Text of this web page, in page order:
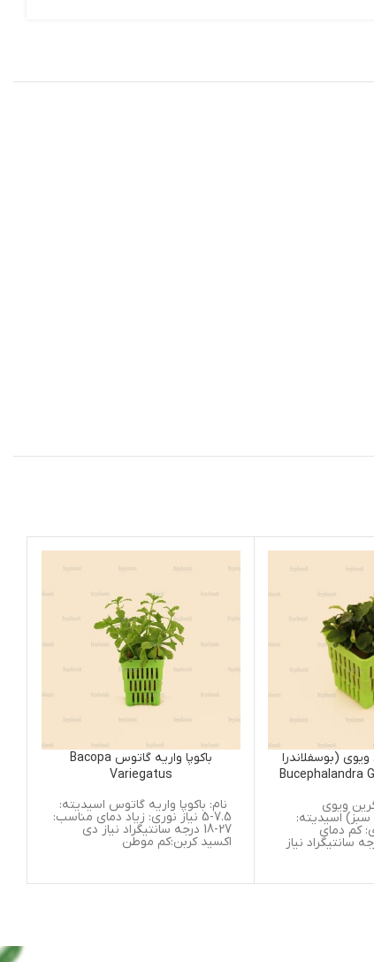
باکوپا واریه گاتوس Bacopa
نام: باکوپا واریه گاتوس اسیدیته:
7.5-5 نیاز نوری: زیاد دمای مناسب:
27-18 درجه سانتیگراد نیاز دی
اکسید کربن:کم موطن
همگرافیس
نام: همگرافیس
سانتیگراد نیاز